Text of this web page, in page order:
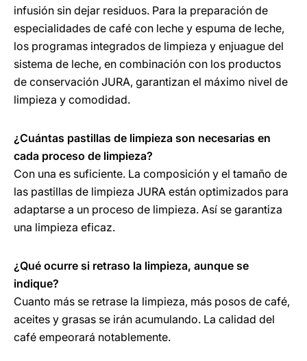
infusión sin dejar residuos. Para la preparación de
especialidades de café con leche y espuma de leche,
los programas integrados de limpieza y enjuague del
sistema de leche, en combinación con los productos
de conservación JURA, garantizan el máximo nivel de
limpieza y comodidad.
¿Cuántas pastillas de limpieza son necesarias en
cada proceso de limpieza?
Con una es suficiente. La composición y el tamaño de
las pastillas de limpieza JURA están optimizados para
adaptarse a un proceso de limpieza. Así se garantiza
una limpieza eficaz.
¿Qué ocurre si retraso la limpieza, aunque se
indique?
Cuanto más se retrase la limpieza, más posos de café,
aceites y grasas se irán acumulando. La calidad del
café empeorará notablemente.